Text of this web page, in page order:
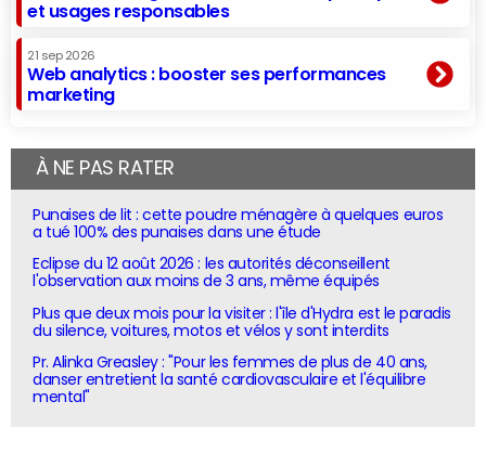
et usages responsables
21 sep 2026
Web analytics : booster ses performances
marketing
À NE PAS RATER
Punaises de lit : cette poudre ménagère à quelques euros
a tué 100% des punaises dans une étude
Eclipse du 12 août 2026 : les autorités déconseillent
l'observation aux moins de 3 ans, même équipés
Plus que deux mois pour la visiter : l'île d'Hydra est le paradis
du silence, voitures, motos et vélos y sont interdits
Pr. Alinka Greasley : "Pour les femmes de plus de 40 ans,
danser entretient la santé cardiovasculaire et l'équilibre
mental"